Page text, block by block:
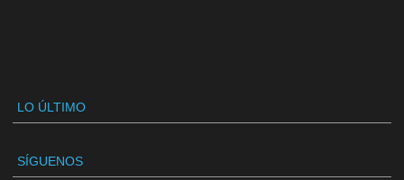
LO ÚLTIMO
SÍGUENOS